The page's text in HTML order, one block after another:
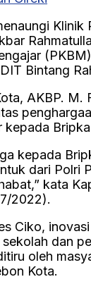
Klinik
Bintang
AKBP. M.
kepada
kepada
dari Polri
kata
2022).
Ciko,
dan
oleh
Kota.